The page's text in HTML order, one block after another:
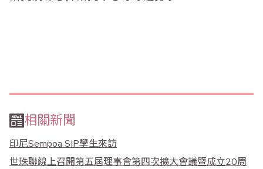
相關新聞
印尼Sempoa SIP學生來訪
世珠聯線上召開第五屆理事會第四次擴大會議暨成立20周